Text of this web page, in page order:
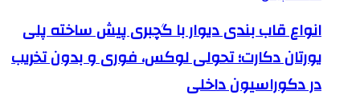
انواع قاب بندی دیوار با گچبری پیش ساخته پلی
یورتان دکارت؛ تحولی لوکس، فوری و بدون تخریب
در دکوراسیون داخلی